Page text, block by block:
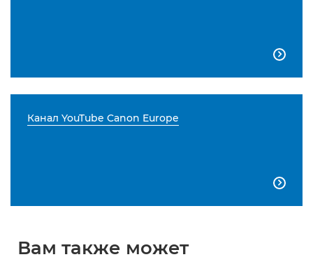

Канал YouTube Canon Europe

Вам также может